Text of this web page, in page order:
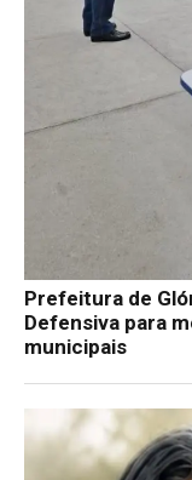
Prefeitura de
Defensiva para
municipais